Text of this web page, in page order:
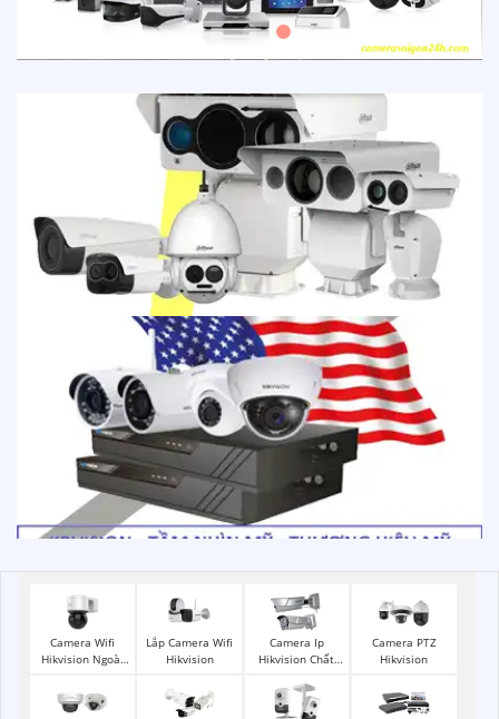
Camera Wifi
Hikvision Ngoài
Lắp Camera Wifi
Hikvision
Camera Ip
Hikvision Chất
Camera PTZ
Hikvision